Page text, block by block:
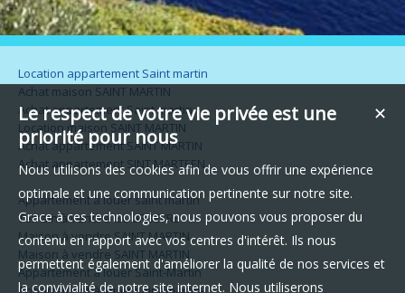
Location appartement Saint martin
Achat maison SAINT MARTIN
Achat appartement Saint martin
Location maison SAINT MARTIN
Achat appartement SAINT MARTIN
Achat appartement SINT MARTEEN
Appartement à louer saint martin
Terrain à vendre GOURBEYRE
Maison à vendre SAINT MARTIN
Maison à vendre SAINT MARTIN
Appartement à louer Saint-Martin
✕
Le respect de votre vie privée est une
priorité pour nous
Nous utilisons des cookies afin de vous offrir une expérience
optimale et une communication pertinente sur notre site.
Grace à ces technologies, nous pouvons vous proposer du
contenu en rapport avec vos centres d'intérêt. Ils nous
permettent également d'améliorer la qualité de nos services et
la convivialité de notre site internet. Nous utiliserons